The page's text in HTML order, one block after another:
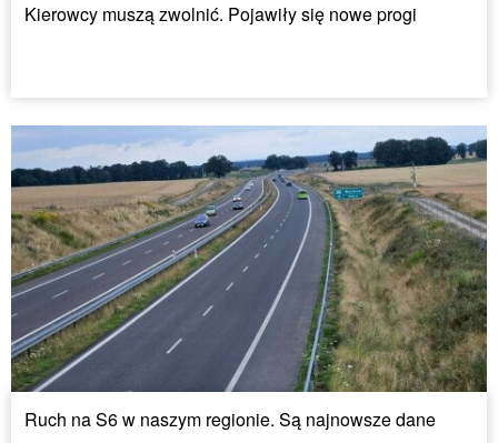
Kierowcy muszą zwolnić. Pojawiły się nowe progi
Ruch na S6 w naszym regionie. Są najnowsze dane